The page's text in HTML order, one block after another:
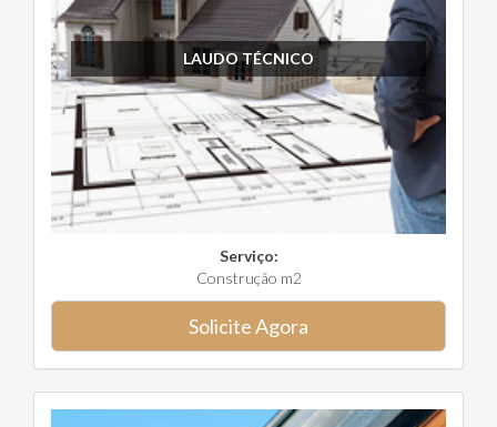
LAUDO TÉCNICO
Serviço:
Construção m2
Solicite Agora